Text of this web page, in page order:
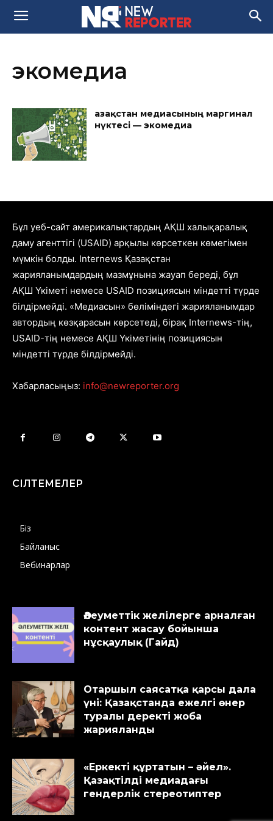
экомедиа
Қазақстан медиасының маргинал
нүктесі — экомедиа
Бұл уеб-сайт америкалықтардың АҚШ халықаралық
даму агенттігі (USAID) арқылы көрсеткен көмегімен
мүмкін болды. Internews Қазақстан
жарияланымдардың мазмұнына жауап береді, бұл
АҚШ Үкіметі немесе USAID позициясын міндетті түрде
білдірмейді. «Медиасын» бөліміндегі жарияланымдар
автордың көзқарасын көрсетеді, бірақ Internews-тің,
USAID-тің немесе АҚШ Үкіметінің позициясын
міндетті түрде білдірмейді.
Хабарласыңыз: info@newreporter.org
СІЛТЕМЕЛЕР
Біз
Байланыс
Вебинарлар
Әлеуметтік желілерге арналған
контент жасау бойынша
нұсқаулық (Гайд)
Отаршыл саясатқа қарсы дала
үні: Қазақстанда ежелгі өнер
туралы деректі жоба
жарияланды
«Еркекті құртатын – әйел».
Қазақтілді медиадағы
гендерлік стереотиптер